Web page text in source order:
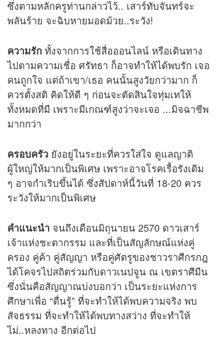
ซึ่งตามหลักครูท่านกล่าวไว้.. เสาร์ทับจันทร์จะ
พลันร้าย จะฉิบหายมอดม้วย..ระวัง!
ความรัก ทั้งจากการใช้สื่อออนไลน์ หรือเดินทาง
ไปตามความเชื่อ ศรัทธา ก็อาจทำให้ได้พบรัก เจอ
คนถูกใจ แต่ถ้าเขา/เธอ คนนั้นสูงวัยกว่ามาก ก็
ควรตั้งสติ คิดให้ดี ๆ ก่อนจะตัดสินใจทุ่มเทให้
ทั้งหมดที่มี เพราะมีเกณฑ์สูงว่าจะเจอ ...มิจฉาชีพ
มากกว่า
ครอบครัว ยังอยู่ในระยะที่ควรใส่ใจ ดูแลญาติ
ผู้ใหญ่ให้มากเป็นพิเศษ เพราะอาจโรคเรื้อรังเดิม
ๆ อาจกำเริบขึ้นได้ ซึ่งสัปดาห์นี้วันที่ 18-20 ควร
ระวังให้มากเป็นพิเศษ
คำแนะนำ จนถึงเดือนมิถุนายน 2570 ดาวเสาร์
เจ้าแห่งชะตากรรม และที่เป็นสัญลักษณ์แห่งคู่
ครอง คู่ค้า คู่สัญญา หรือคู่ศัตรูของชาวราศีกรกฎ
ได้โคจรไปสถิตร่วมกับดาวเนปจูน ณ เขตราศีมีน
ซึ่งนั่นคือสัญญาณบ่งบอกว่า เป็นระยะแห่งการ
ศึกษาเพื่อ “ตื่นรู้” ที่จะทำให้ได้พบความจริง พบ
สัจธรรม ที่จะทำให้ได้พบทางสว่าง ที่จะทำให้
ไม่..หลงทาง อีกต่อไป